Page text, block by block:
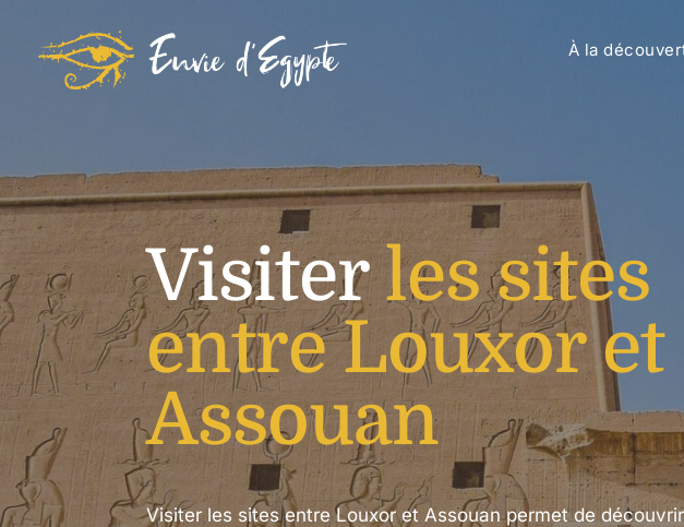
À la
Visiterles sites
entre Louxor et
Assouan
Visiter les sites entre Louxor et Assouan permet de